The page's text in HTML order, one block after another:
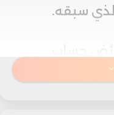
الخدمات من 5.3 مليار يورو في مارس إلى 4.7